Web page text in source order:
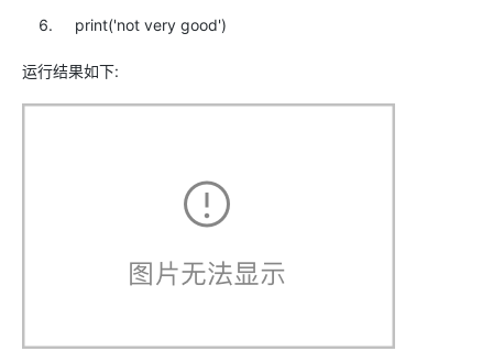
print('not very good')
运行结果如下: